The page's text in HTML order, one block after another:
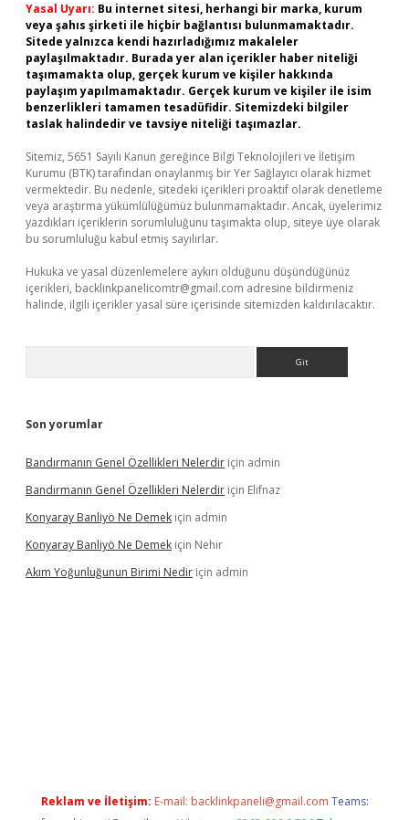
Yasal Uyarı: Bu internet sitesi, herhangi bir marka, kurum
veya şahıs şirketi ile hiçbir bağlantısı bulunmamaktadır.
Sitede yalnızca kendi hazırladığımız makaleler
paylaşılmaktadır. Burada yer alan içerikler haber niteliği
taşımamakta olup, gerçek kurum ve kişiler hakkında
paylaşım yapılmamaktadır. Gerçek kurum ve kişiler ile isim
benzerlikleri tamamen tesadüfidir. Sitemizdeki bilgiler
taslak halindedir ve tavsiye niteliği taşımazlar.
Sitemiz, 5651 Sayılı Kanun gereğince Bilgi Teknolojileri ve İletişim
Kurumu (BTK) tarafından onaylanmış bir Yer Sağlayıcı olarak hizmet
vermektedir. Bu nedenle, sitedeki içerikleri proaktif olarak denetleme
veya araştırma yükümlülüğümüz bulunmamaktadır. Ancak, üyelerimiz
yazdıkları içeriklerin sorumluluğunu taşımakta olup, siteye üye olarak
bu sorumluluğu kabul etmiş sayılırlar.
Hukuka ve yasal düzenlemelere aykırı olduğunu düşündüğünüz
içerikleri, backlinkpanelicomtr@gmail.com adresine bildirmeniz
halinde, ilgili içerikler yasal süre içerisinde sitemizden kaldırılacaktır.
Son yorumlar
Bandırmanın Genel Özellikleri Nelerdir için admin
Bandırmanın Genel Özellikleri Nelerdir için Elifnaz
Konyaray Banliyö Ne Demek için admin
Konyaray Banliyö Ne Demek için Nehir
Akım Yoğunluğunun Birimi Nedir için admin
Reklam ve İletişim: E-mail: backlinkpaneli@gmail.com Teams: